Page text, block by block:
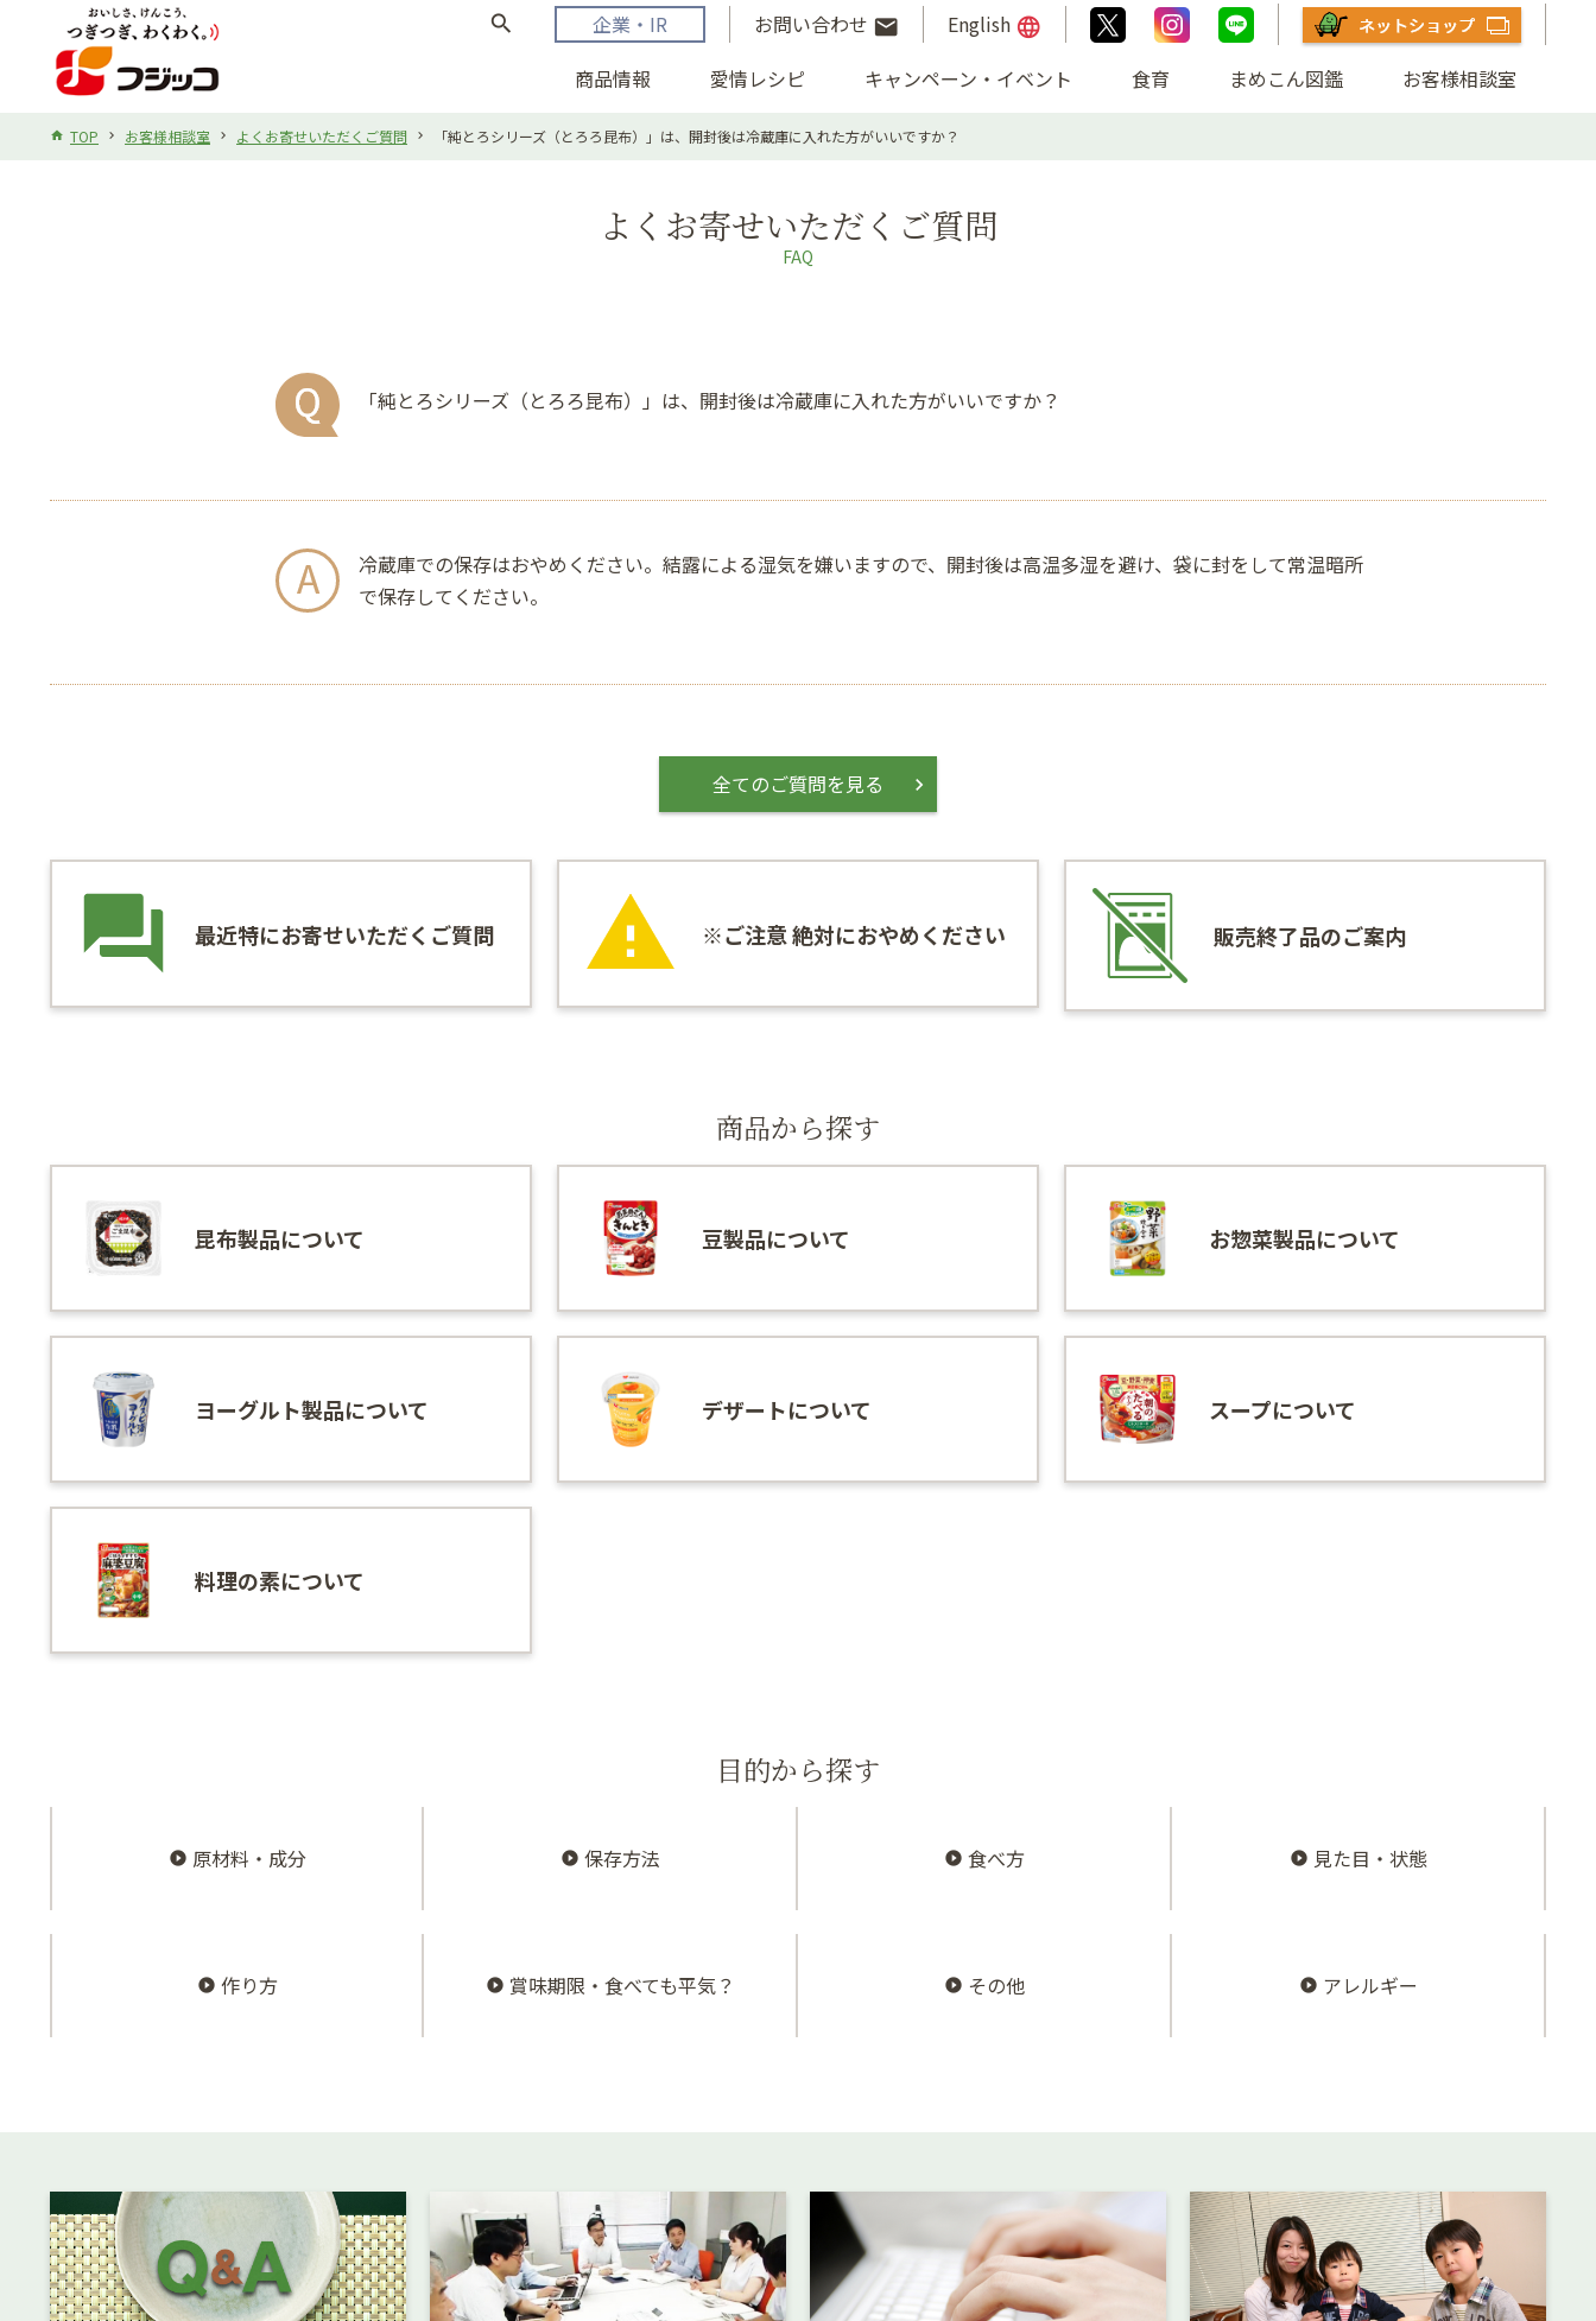
商品情報 愛情レシピ キャンペーン・イベント 食育 まめこん図鑑 お客様相談室
search 企業・IR お問い合わせ email English language
TOP お客様相談室 よくお寄せいただくご質問 「純とろシリーズ（とろろ昆布）」は、開封後は冷蔵庫に入れた方がいいですか？
よくお寄せいただくご質問
FAQ
「純とろシリーズ（とろろ昆布）」は、開封後は冷蔵庫に入れた方がいいですか？
冷蔵庫での保存はおやめください。結露による湿気を嫌いますので、開封後は高温多湿を避け、袋に封をして常温暗所
で保存してください。
全てのご質問を見る
最近特にお寄せいただくご質問 ※ご注意 絶対におやめください 販売終了品のご案内
商品から探す
昆布製品について 豆製品について お惣菜製品について
ヨーグルト製品について デザートについて スープについて
料理の素について
目的から探す
原材料・成分 保存方法 食べ方 見た目・状態
作り方 賞味期限・食べても平気？ その他 アレルギー